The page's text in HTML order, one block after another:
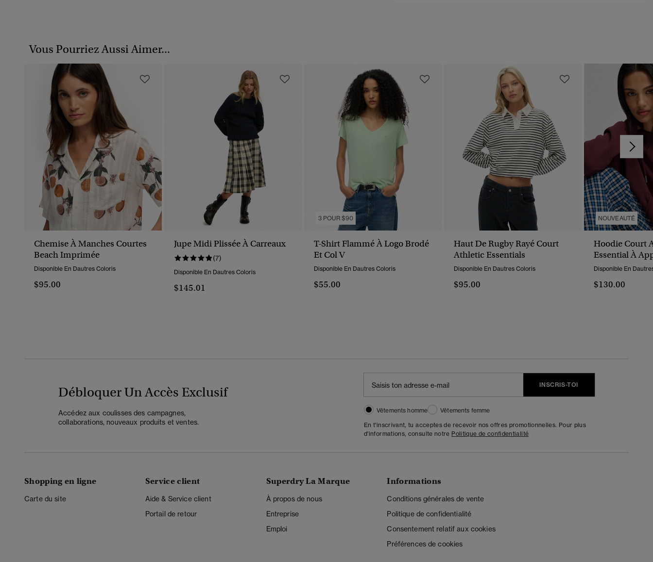
Vous Pourriez Aussi Aimer...
Chemise À Manches Courtes
Beach Imprimée
Disponible En Dautres Coloris
$95.00
Jupe Midi Plissée À Carreaux
(7)
Disponible En Dautres Coloris
$145.01
3 POUR $90
T-Shirt Flammé À Logo Brodé
Et Col V
Disponible En Dautres Coloris
$55.00
Haut De Rugby Rayé Court
Athletic Essentials
Disponible En Dautres Coloris
$95.00
NOUVEAUTÉ
Hoodie Court
Essential À
Disponible En
$130.00
Débloquer Un Accès Exclusif
Accédez aux coulisses des campagnes,
collaborations, nouveaux produits et ventes.
INSCRIS-TOI
Vêtements homme
Vêtements femme
En t'inscrivant, tu acceptes de recevoir nos offres promotionnelles. Pour plus
d'informations, consulte notre Politique de confidentialité
Shopping en ligne
Carte du site
Service client
Aide & Service client
Portail de retour
Superdry La Marque
À propos de nous
Entreprise
Emploi
Informations
Conditions générales de vente
Politique de confidentialité
Consentement relatif aux cookies
Préférences de cookies